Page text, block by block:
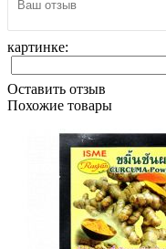
картинке:
Оставить отзыв
Похожие товары